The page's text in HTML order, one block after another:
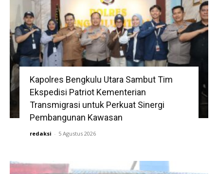
Kapolres Bengkulu Utara Sambut Tim
Ekspedisi Patriot Kementerian
Transmigrasi untuk Perkuat Sinergi
Pembangunan Kawasan
redaksi - 5 Agustus 2026